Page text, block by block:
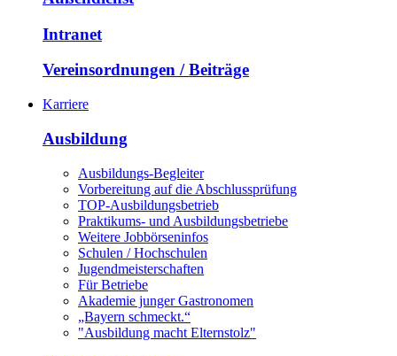
Intranet
Vereinsordnungen / Beiträge
Karriere
Ausbildung
Ausbildungs-Begleiter
Vorbereitung auf die Abschlussprüfung
TOP-Ausbildungsbetrieb
Praktikums- und Ausbildungsbetriebe
Weitere Jobbörseninfos
Schulen / Hochschulen
Jugendmeisterschaften
Für Betriebe
Akademie junger Gastronomen
„Bayern schmeckt.“
"Ausbildung macht Elternstolz"